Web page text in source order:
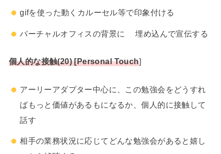
gifを使った動くカルーセル等で印象付ける
バーチャルオフィスの背景に 埋め込んで宣伝する
個人的な接触(20) [Personal Touch]
アーリーアダプター中心に、この勉強会をどうすれ
ばもっと価値があるもになるか、個人的に接触して
話す
相手の業務状況に応じてどんな勉強会があると嬉し